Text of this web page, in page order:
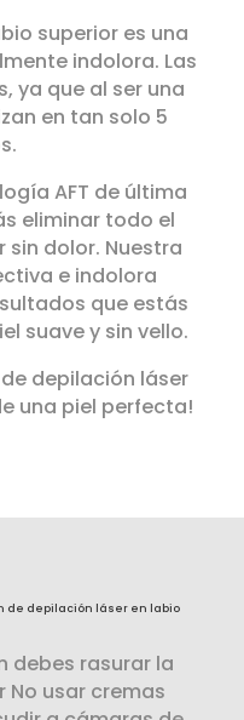
superior es una
indolora. Las
ya que al ser una
en tan solo 5
AFT de última
eliminar todo el
sin dolor. Nuestra
e indolora
que estás
suave y sin vello.
depilación láser
una piel perfecta!
de depilación láser en labio
debes rasurar la
No usar cremas